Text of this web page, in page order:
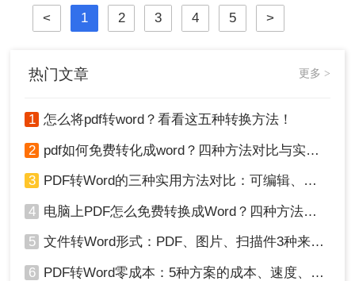
介绍几种在苹果电脑上实现PDF转
Word的方法，帮助用户轻松完成转
< 1 2 3 4 5 >
热门文章 更多 >
1 怎么将pdf转word？看看这五种转换方法！
2 pdf如何免费转化成word？四种方法对比与实操指南（附详细表格）
3 PDF转Word的三种实用方法对比：可编辑、保格式、避风险！
4 电脑上PDF怎么免费转换成Word？四种方法对比与实操指南（附详细表格）!
5 文件转Word形式：PDF、图片、扫描件3种来源分别怎么处理！
6 PDF转Word零成本：5种方案的成本、速度、精度对比！